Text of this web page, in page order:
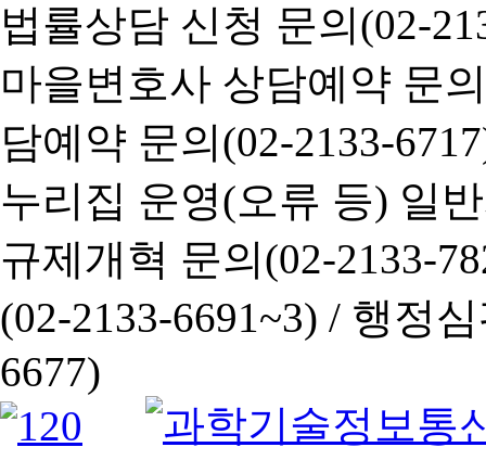
법률상담 신청 문의(02-
마을변호사 상담예약 문
담예약 문의(02-2133-
누리집 운영(오류 등) 일
규제개혁 문의(02-2133-
(02-2133-6691~3) / 행정심
6677)